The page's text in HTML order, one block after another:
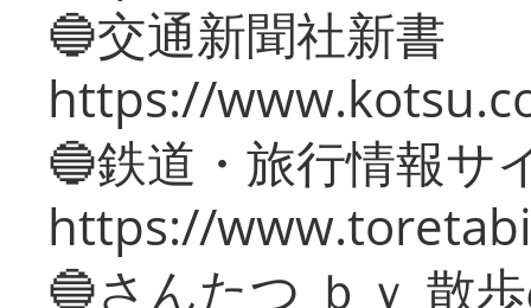
🔵交通新聞社新書
https://
🔵鉄道・旅行情報サ
https://
🔵さんたつ ｂｙ 散